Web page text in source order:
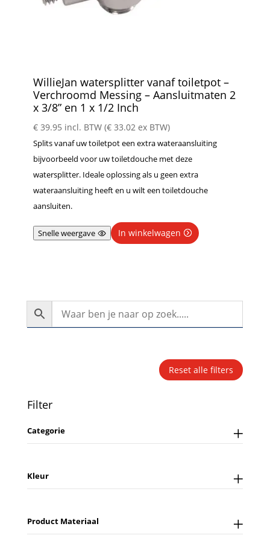
WillieJan watersplitter vanaf toiletpot –
Verchroomd Messing – Aansluitmaten 2
x 3/8” en 1 x 1/2 Inch
€39.95 incl. BTW (€33.02ex BTW)
Splits vanaf uw toiletpot een extra wateraansluiting
bijvoorbeeld voor uw toiletdouche met deze
watersplitter. Ideale oplossing als u geen extra
wateraansluiting heeft en u wilt een toiletdouche
aansluiten.
Snelle weergave In winkelwagen
Reset alle filters
Filter
Categorie
Kleur
Product Materiaal